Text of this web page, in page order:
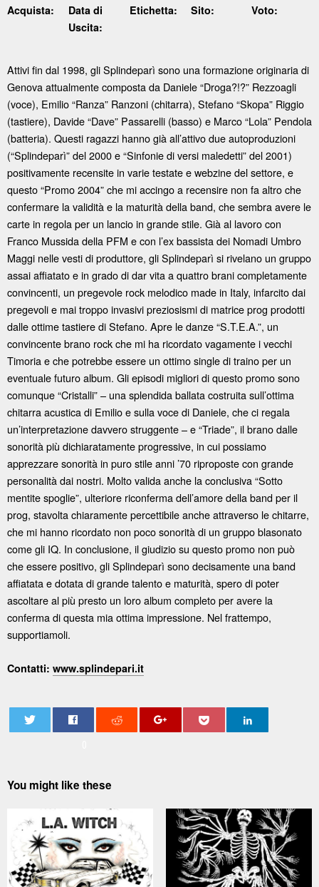
Acquista:
Data di
Uscita:
Etichetta: Sito: Voto:
Attivi fin dal 1998, gli Splindeparì sono una formazione originaria di
Genova attualmente composta da Daniele “Droga?!?” Rezzoagli
(voce), Emilio “Ranza” Ranzoni (chitarra), Stefano “Skopa” Riggio
(tastiere), Davide “Dave” Passarelli (basso) e Marco “Lola” Pendola
(batteria). Questi ragazzi hanno già all’attivo due autoproduzioni
(“Splindeparì” del 2000 e “Sinfonie di versi maledetti” del 2001)
positivamente recensite in varie testate e webzine del settore, e
questo “Promo 2004” che mi accingo a recensire non fa altro che
confermare la validità e la maturità della band, che sembra avere le
carte in regola per un lancio in grande stile. Già al lavoro con
Franco Mussida della PFM e con l’ex bassista dei Nomadi Umbro
Maggi nelle vesti di produttore, gli Splindeparì si rivelano un gruppo
assai affiatato e in grado di dar vita a quattro brani completamente
convincenti, un pregevole rock melodico made in Italy, infarcito dai
pregevoli e mai troppo invasivi preziosismi di matrice prog prodotti
dalle ottime tastiere di Stefano. Apre le danze “S.T.E.A.”, un
convincente brano rock che mi ha ricordato vagamente i vecchi
Timoria e che potrebbe essere un ottimo single di traino per un
eventuale futuro album. Gli episodi migliori di questo promo sono
comunque “Cristalli” – una splendida ballata costruita sull’ottima
chitarra acustica di Emilio e sulla voce di Daniele, che ci regala
un’interpretazione davvero struggente – e “Triade”, il brano dalle
sonorità più dichiaratamente progressive, in cui possiamo
apprezzare sonorità in puro stile anni ’70 riproposte con grande
personalità dai nostri. Molto valida anche la conclusiva “Sotto
mentite spoglie”, ulteriore riconferma dell’amore della band per il
prog, stavolta chiaramente percettibile anche attraverso le chitarre,
che mi hanno ricordato non poco sonorità di un gruppo blasonato
come gli IQ. In conclusione, il giudizio su questo promo non può
che essere positivo, gli Splindeparì sono decisamente una band
affiatata e dotata di grande talento e maturità, spero di poter
ascoltare al più presto un loro album completo per avere la
conferma di questa mia ottima impressione. Nel frattempo,
supportiamoli.
Contatti: www.splindepari.it
You might like these